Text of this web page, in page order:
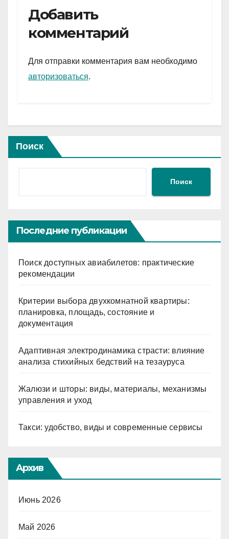
e
gr
a
m
er
s
A
p
и
Добавить
комментарий
Для отправки комментария вам необходимо
авторизоваться.
Поиск
Поиск
Последние публикации
Поиск доступных авиабилетов: практические
рекомендации
Критерии выбора двухкомнатной квартиры:
планировка, площадь, состояние и
документация
Адаптивная электродинамика страсти: влияние
анализа стихийных бедствий на тезауруса
Жалюзи и шторы: виды, материалы, механизмы
управления и уход
Такси: удобство, виды и современные сервисы
Архив
Июнь 2026
Май 2026